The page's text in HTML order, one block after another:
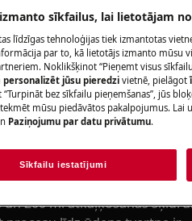
atkaļķotāja
instrukcijas, lai
ar citiem produktiem.
pārbaudi. Nav piemērots
200 ml atkaļķošanas
sīkfailus, lai lietotājam
līdzīgas tehnoloģijas tiek izmantotas
par to, kā lietotājs izmanto mūsu
Noklikšķinot “Pieņemt visus
personalizēt jūsu pieredzi vietnē, pielāgot
bez sīkfailu pieņemšanas”, jūs
mūsu piedāvātos pakalpojumus. Lai
Paziņojumu par datu privātumu.
Sīkfailu iestatījumi